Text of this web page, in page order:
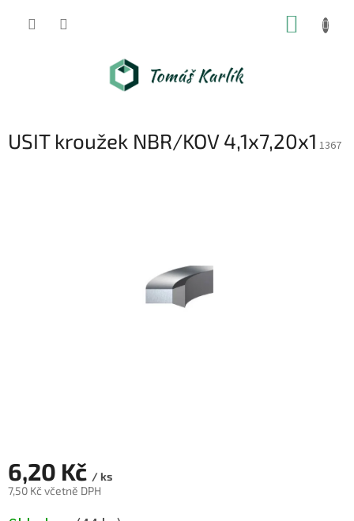
USIT kroužek NBR/KOV 4,1x7,20x1 1367
6,20 Kč / ks
7,50 Kč včetně DPH